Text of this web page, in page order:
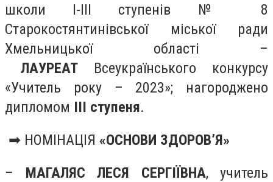
школи І-ІІІ ступенів № 8
Старокостянтинівської міської ради
Хмельницької області –
ЛАУРЕАТ Всеукраїнського конкурсу
«Учитель року – 2023»; нагороджено
дипломом ІІІ ступеня.
➡ НОМІНАЦІЯ «ОСНОВИ ЗДОРОВ’Я»
– МАГАЛЯС ЛЕСЯ СЕРГІЇВНА, учитель